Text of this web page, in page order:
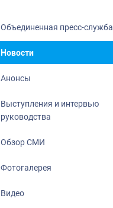
Объединенная пресс-служба
Новости
Анонсы
Выступления и интервью
руководства
Обзор СМИ
Фотогалерея
Видео